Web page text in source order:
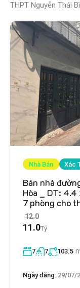
THPT Nguyễn Thái
Nhà Bán Xác
Bán nhà
Hòa _ DT:
7 phòng cho
11.0
12.0
Tỷ
7 7 103.5
Ngày đăng: 29/07/